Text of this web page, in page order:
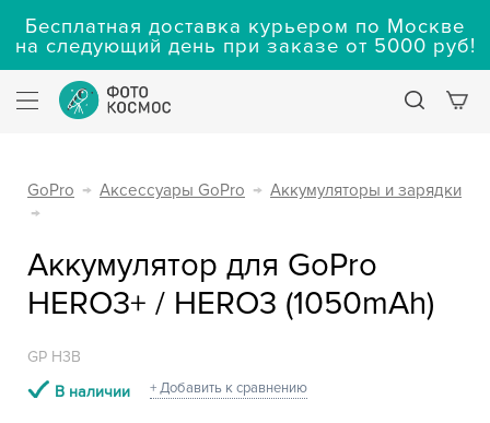
Бесплатная доставка курьером по Москве
на следующий день при заказе от 5000 руб!
GoPro → Аксессуары GoPro → Аккумуляторы и зарядки
→
Аккумулятор для GoPro
HERO3+ / HERO3 (1050mAh)
GP H3B
В наличии
+ Добавить к сравнению